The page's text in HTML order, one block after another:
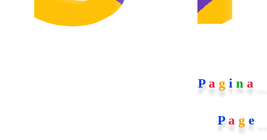
P a g i n a
P a g e